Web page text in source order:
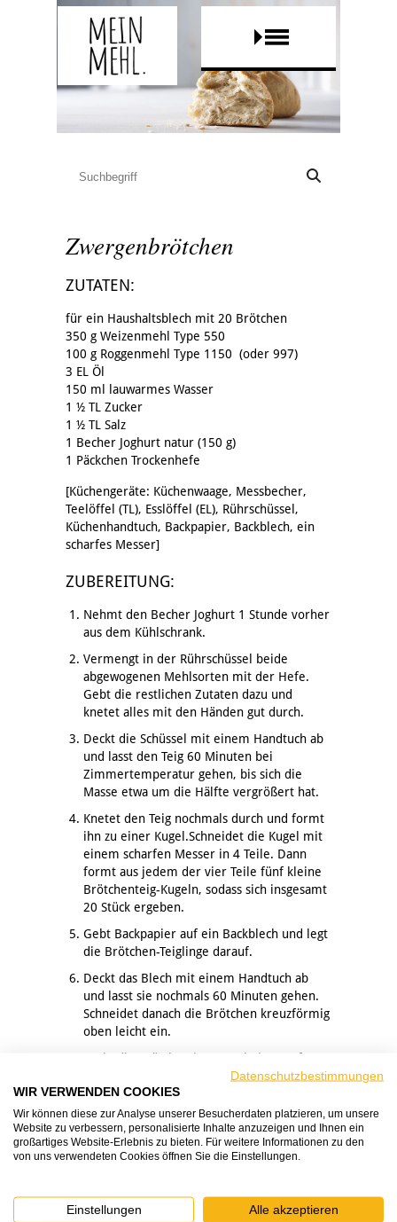
Zwergenbrötchen
ZUTATEN:
für ein Haushaltsblech mit 20 Brötchen
350 g Weizenmehl Type 550
100 g Roggenmehl Type 1150 (oder 997)
3 EL Öl
150 ml lauwarmes Wasser
1 ½ TL Zucker
1 ½ TL Salz
1 Becher Joghurt natur (150 g)
1 Päckchen Trockenhefe
[Küchengeräte: Küchenwaage, Messbecher,
Teelöffel (TL), Esslöffel (EL), Rührschüssel,
Küchenhandtuch, Backpapier, Backblech, ein
scharfes Messer]
ZUBEREITUNG:
Nehmt den Becher Joghurt 1 Stunde vorher
aus dem Kühlschrank.
Vermengt in der Rührschüssel beide
abgewogenen Mehlsorten mit der Hefe.
Gebt die restlichen Zutaten dazu und
knetet alles mit den Händen gut durch.
Deckt die Schüssel mit einem Handtuch ab
und lasst den Teig 60 Minuten bei
Zimmertemperatur gehen, bis sich die
Masse etwa um die Hälfte vergrößert hat.
Knetet den Teig nochmals durch und formt
ihn zu einer Kugel.Schneidet die Kugel mit
einem scharfen Messer in 4 Teile. Dann
formt aus jedem der vier Teile fünf kleine
Brötchenteig-Kugeln, sodass sich insgesamt
20 Stück ergeben.
Gebt Backpapier auf ein Backblech und legt
die Brötchen-Teiglinge darauf.
Deckt das Blech mit einem Handtuch ab
und lasst sie nochmals 60 Minuten gehen.
Schneidet danach die Brötchen kreuzförmig
oben leicht ein.
Backt die Brötchen im vorgeheizten Ofen
bei 200 Grad Celsius (Gasherd Stufe 4) etwa
15 Minuten lang.
TIPPS:
Je nach Geschmack könnt ihr Nüsse,
Zwiebeln oder Ähnliches in den Teig
einkneten.
Datenschutzbestimmungen
WIR VERWENDEN COOKIES
Wir können diese zur Analyse unserer Besucherdaten platzieren, um unsere
Website zu verbessern, personalisierte Inhalte anzuzeigen und Ihnen ein
großartiges Website-Erlebnis zu bieten. Für weitere Informationen zu den
von uns verwendeten Cookies öffnen Sie die Einstellungen.
Einstellungen Alle akzeptieren